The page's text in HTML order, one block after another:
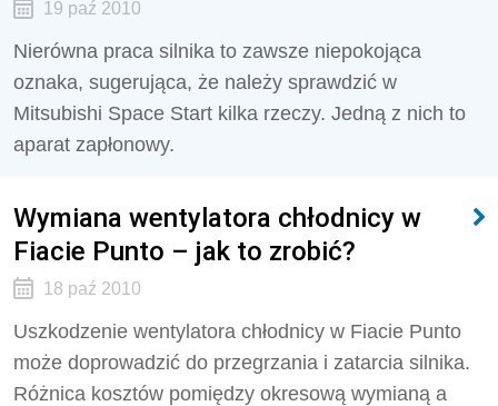
19 paź 2010
Nierówna praca silnika to zawsze niepokojąca
oznaka, sugerująca, że należy sprawdzić w
Mitsubishi Space Start kilka rzeczy. Jedną z nich to
aparat zapłonowy.
Wymiana wentylatora chłodnicy w
Fiacie Punto – jak to zrobić?
18 paź 2010
Uszkodzenie wentylatora chłodnicy w Fiacie Punto
może doprowadzić do przegrzania i zatarcia silnika.
Różnica kosztów pomiędzy okresową wymianą a